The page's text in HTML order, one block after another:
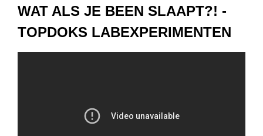
WAT ALS JE BEEN SLAAPT?! -
TOPDOKS LABEXPERIMENTEN